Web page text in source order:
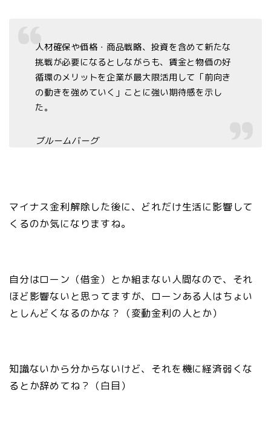
人材確保や価格・商品戦略、投資を含めて新たな
挑戦が必要になるとしながらも、賃金と物価の好
循環のメリットを企業が最大限活用して「前向き
の動きを強めていく」ことに強い期待感を示し
た。
ブルームバーグ
マイナス金利解除した後に、どれだけ生活に影響して
くるのか気になりますね。
自分はローン（借金）とか組まない人間なので、それ
ほど影響ないと思ってますが、ローンある人はちょい
としんどくなるのかな？（変動金利の人とか）
知識ないから分からないけど、それを機に経済弱くな
るとか辞めてね？（白目）